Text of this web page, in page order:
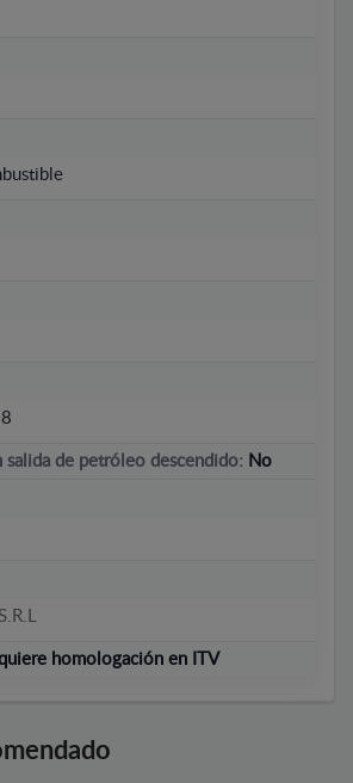
salida de petróleo descendido: No
homologación en ITV